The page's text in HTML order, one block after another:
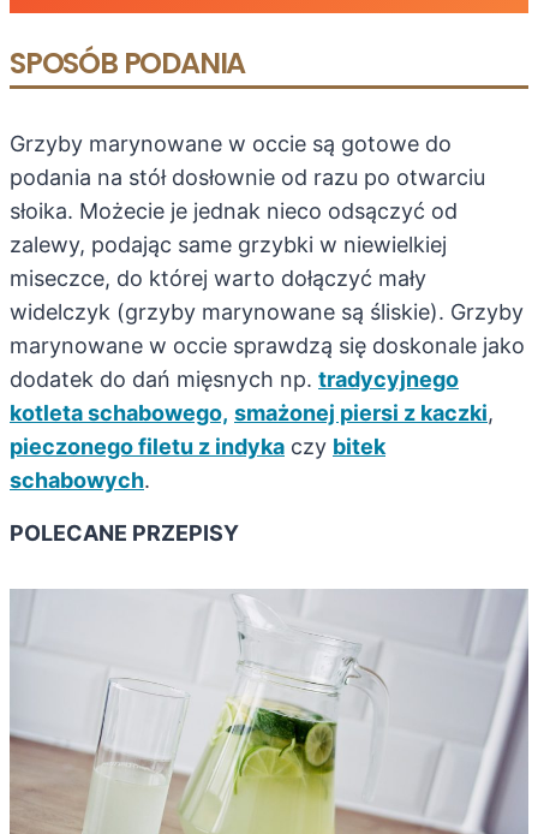
SPOSÓB PODANIA
Grzyby marynowane w occie są gotowe do
podania na stół dosłownie od razu po otwarciu
słoika. Możecie je jednak nieco odsączyć od
zalewy, podając same grzybki w niewielkiej
miseczce, do której warto dołączyć mały
widelczyk (grzyby marynowane są śliskie). Grzyby
marynowane w occie sprawdzą się doskonale jako
dodatek do dań mięsnych np. tradycyjnego
kotleta schabowego, smażonej piersi z kaczki,
pieczonego filetu z indyka czy bitek
schabowych.
POLECANE PRZEPISY